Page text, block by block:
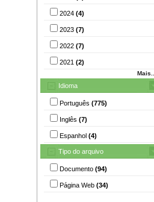
2024 (4)
2023 (7)
2022 (7)
2021 (2)
Mais...
Idioma
Português (775)
Inglês (7)
Espanhol (4)
Tipo do arquivo
Documento (94)
Página Web (34)